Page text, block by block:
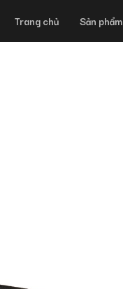
Trang chủ Sản phẩm